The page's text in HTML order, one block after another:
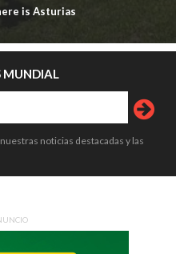
is Asturias
MUNDIAL
noticias destacadas y las